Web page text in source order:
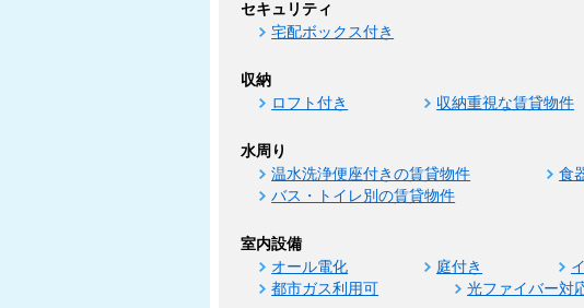
セキュリティ
宅配ボックス付き
収納
ロフト付き 収納重視な賃貸物件
水周り
温水洗浄便座付きの賃貸物件 食
バス・トイレ別の賃貸物件
室内設備
オール電化 庭付き
都市ガス利用可
光ファイバー対